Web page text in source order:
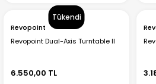
Tükendi
Revopoint
Revopoint Dual-Axis Turntable II
6.550,00 TL